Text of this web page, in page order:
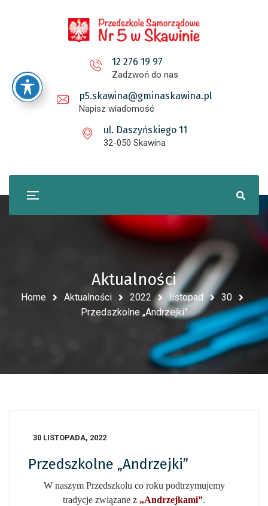
12 276 19 97
Zadzwoń do nas
p5.skawina@gminaskawina.pl
Napisz wiadomość
ul. Daszyńskiego 11
32-050 Skawina
Aktualności
Home Aktualności 2022 listopad
30
Przedszkolne „Andrzejki”
30 LISTOPADA, 2022
Przedszkolne „Andrzejki”
W naszym Przedszkolu co roku podtrzymujemy
tradycje związane z „Andrzejkami”.